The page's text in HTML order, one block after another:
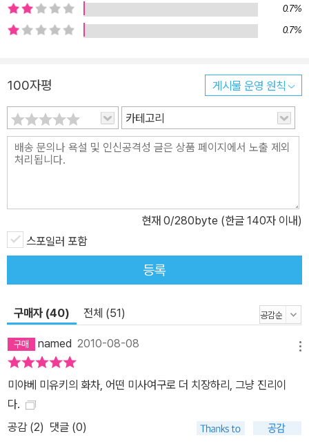
0.7%
0.7%
100자평 게시물 운영 원칙
카테고리
현재 0/280byte (한글 140자 이내)
스포일러 포함
등록
구매자 (40) 전체 (51)
named 2010-08-08
미야베 미유키의 화차, 어떤 미사여구로 더 치장하리, 그냥 진리이
다.
공감 (2) 댓글 (0)